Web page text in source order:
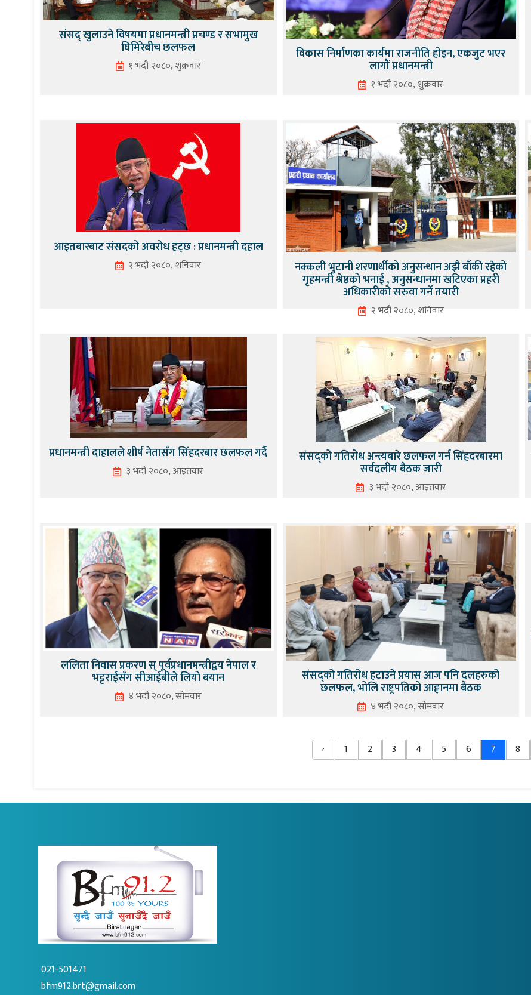
संसद् खुलाउने विषयमा प्रधानमन्त्री प्रचण्ड र सभामुख
घिमिरेबीच छलफल
१ भदौ २०८०, शुक्रवार
विकास निर्माणका कार्यमा राजनीति होइन, एकजुट भएर
लागौं प्रधानमन्त्री
१ भदौ २०८०, शुक्रवार
आइतबारबाट संसदको अवरोध हट्छ : प्रधानमन्त्री दहाल
२ भदौ २०८०, शनिवार नक्कली भुटानी शरणार्थीको अनुसन्धान अझै बाँकी रहेको
गृहमन्त्री श्रेष्ठको भनाई , अनुसन्धानमा खटिएका प्रहरी
अधिकारीको सरुवा गर्ने तयारी
२ भदौ २०८०, शनिवार
प्रधानमन्त्री दाहालले शीर्ष नेतासँग सिंहदरबार छलफल गर्दै
३ भदौ २०८०, आइतवार
संसद्को गतिरोध अन्त्यबारे छलफल गर्न सिंहदरबारमा
सर्वदलीय बैठक जारी
३ भदौ २०८०, आइतवार
ललिता निवास प्रकरण स् पूर्वप्रधानमन्त्रीद्वय नेपाल र
भट्टराईसँग सीआईबीले लियो बयान
४ भदौ २०८०, सोमवार
संसद्को गतिरोध हटाउने प्रयास आज पनि दलहरुको
छलफल, भोलि राष्ट्रपतिको आह्वानमा बैठक
४ भदौ २०८०, सोमवार
‹ 1 2 3 4 5 6 7 8
021-501471
bfm912.brt@gmail.com